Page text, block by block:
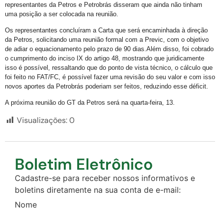
representantes da Petros e Petrobrás disseram que ainda não tinham
uma posição a ser colocada na reunião.
Os representantes concluíram a Carta que será encaminhada à direção
da Petros, solicitando uma reunião formal com a Previc, com o objetivo
de adiar o equacionamento pelo prazo de 90 dias.Além disso, foi cobrado
o cumprimento do inciso IX do artigo 48, mostrando que juridicamente
isso é possível, ressaltando que do ponto de vista técnico, o cálculo que
foi feito no FAT/FC, é possível fazer uma revisão do seu valor e com isso
novos aportes da Petrobrás poderiam ser feitos, reduzindo esse déficit.
A próxima reunião do GT da Petros será na quarta-feira, 13.
Visualizações:0
Boletim Eletrônico
Cadastre-se para receber nossos informativos e
boletins diretamente na sua conta de e-mail:
Nome